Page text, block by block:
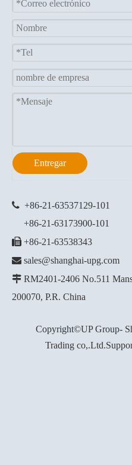
Entregar
 +86-21-63537129-101
+86-21-63173900-101
 +86-21-63538343
 sales@shanghai-upg.com
 RM2401-2406 No.511
200070, P.R. China
Copyright©UP Group-
Trading